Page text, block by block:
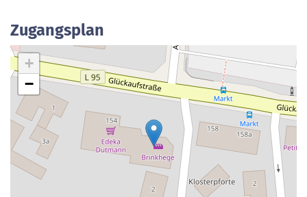
Zugangsplan
+
−